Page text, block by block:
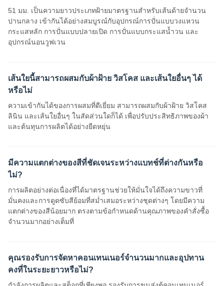
51 มม. เป็นความยาวประเภทฝ้ายมาตรฐานสำหรับเส้นด้ายจำนวน
ปานกลาง เข้ากันได้อย่างสมบูรณ์กับอุปกรณ์การปั่นแบบวงแหวน
กระแสหลัก การปั่นแบบปลายเปิด การปั่นแบบกระแสน้ำวน และ
อุปกรณ์นอนวูฟเวน
เส้นใยนี้สามารถผสมกับผ้าฝ้าย วิสโคส และเส้นใยอื่นๆ ได้
หรือไม่
ความเข้ากันได้ของการผสมที่ดีเยี่ยม สามารถผสมกับผ้าฝ้าย วิสโคส
ลินิน และเส้นใยอื่นๆ ในสัดส่วนใดก็ได้ เพื่อปรับประสิทธิภาพของผ้า
และต้นทุนการผลิตได้อย่างยืดหยุ่น
มีความแตกต่างของสีที่ชัดเจนระหว่างแบทช์ที่ต่างกันหรือ
ไม่?
การผลิตอย่างต่อเนื่องที่ได้มาตรฐานช่วยให้มั่นใจได้ถึงความขาวที่
มั่นคงและการดูดซับสีย้อมที่สม่ำเสมอระหว่างชุดต่างๆ โดยมีความ
แตกต่างของสีน้อยมาก ตรงตามข้อกำหนดด้านคุณภาพของคำสั่งซื้อ
จำนวนมากอย่างเต็มที่
คุณรองรับการจัดหาคอนเทนเนอร์จำนวนมากและอุปทาน
คงที่ในระยะยาวหรือไม่?